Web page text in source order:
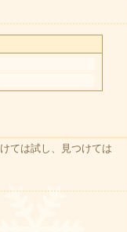
ては試し、見つけては